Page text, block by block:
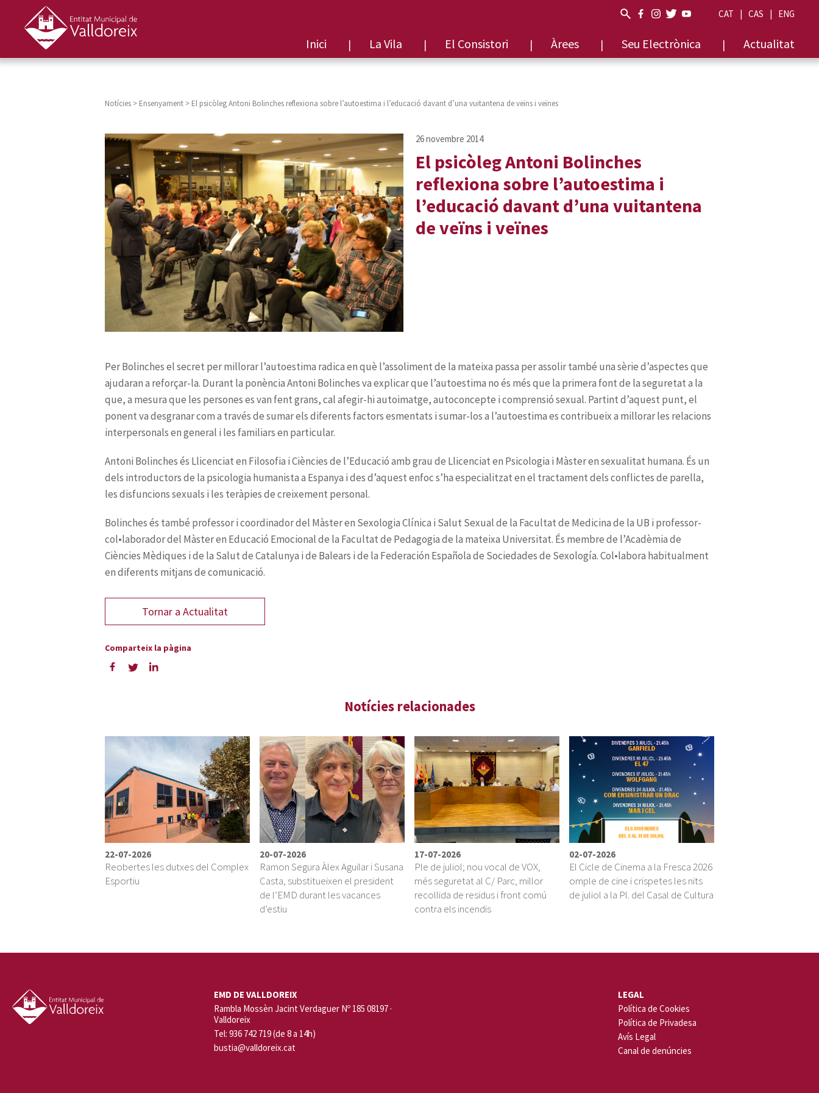
CAT CAS ENG
Inici La Vila El Consistori Àrees Seu Electrònica Actualitat
Notícies > Ensenyament > El psicòleg Antoni Bolinches reflexiona sobre l’autoestima i l’educació davant d’una vuitantena de veïns i veïnes
El psicòleg Antoni Bolinches
reflexiona sobre l’autoestima i
l’educació davant d’una vuitantena
de veïns i veïnes
22-07-2026
Reobertes les dutxes del Complex
Esportiu
20-07-2026
Ramon Segura Àlex Aguilar i Susana
Casta, substitueixen el president
de l’EMD durant les vacances
d’estiu
17-07-2026
Ple de juliol; nou vocal de VOX,
més seguretat al C/ Parc, millor
recollida de residus i front comú
contra els incendis
02-07-2026
El Cicle de Cinema a la Fresca 2026
omple de cine i crispetes les nits
de juliol a la Pl. del Casal de Cultura
EMD DE VALLDOREIX
Rambla Mossèn Jacint Verdaguer Nº 185 08197 ·
Valldoreix
Tel: 936 742 719 (de 8 a 14h)
bustia@valldoreix.cat
LEGAL
Política de Cookies
Política de Privadesa
Avís Legal
Canal de denúncies